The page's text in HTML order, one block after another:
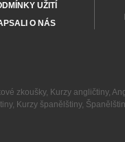
UŽITÍ
O NÁS
zkoušky, Kurzy angličtiny,
, Kurzy španělštiny,